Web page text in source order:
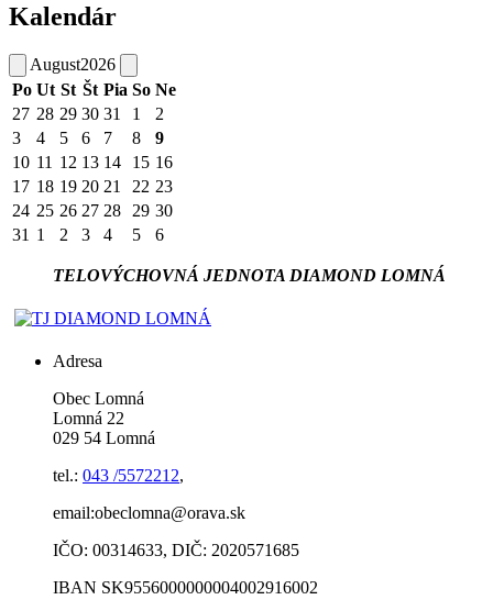
Kalendár
August2026
Po Ut St Št Pia So Ne
27 28 29 30 31 1
2
3
4 5 6 7 8
9
10 11 12 13 14 15 16
17 18 19 20 21 22 23
24 25 26 27 28 29 30
31 1 2 3 4 5 6
TELOVÝCHOVNÁ JEDNOTA DIAMOND LOMNÁ
Adresa
Obec Lomná
Lomná 22
029 54 Lomná
tel.: 043 /5572212,
email:obeclomna@orava.sk
IČO: 00314633, DIČ: 2020571685
IBAN SK9556000000004002916002